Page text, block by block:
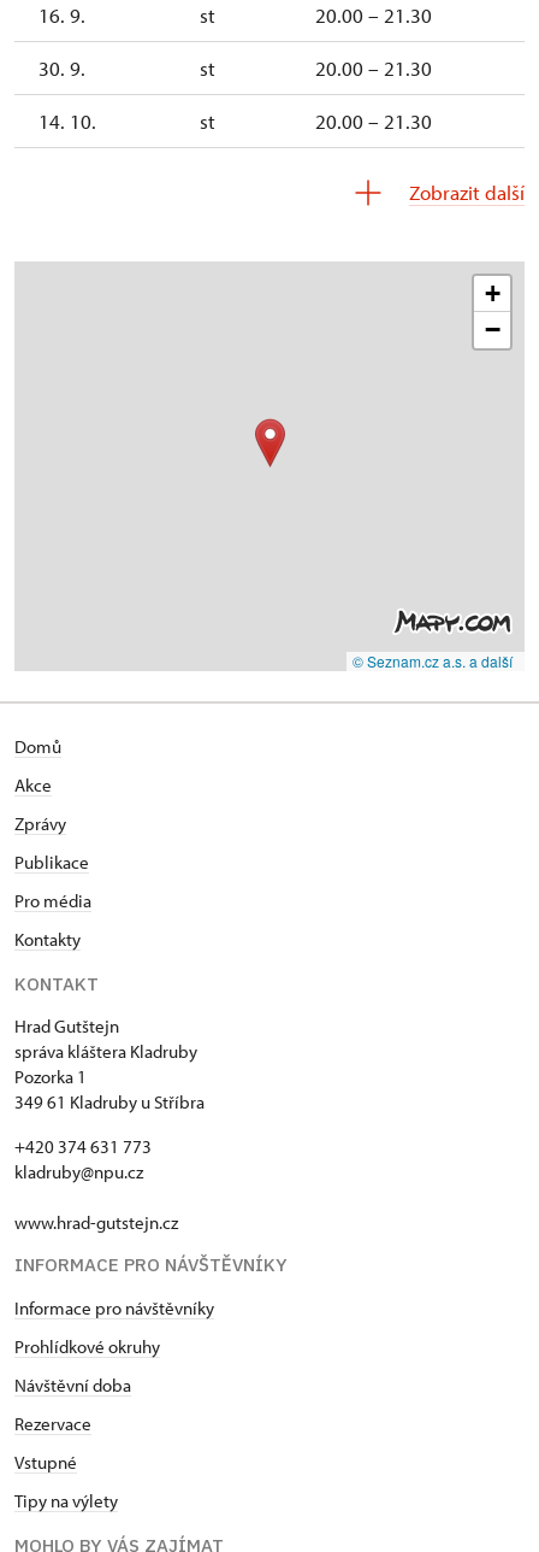
16. 9. st 20.00 – 21.30
30. 9. st 20.00 – 21.30
14. 10. st 20.00 – 21.30
20.00 – 21.30
Zobrazit další
+
−
© Seznam.cz a.s. a další
Domů
Akce
Zprávy
Publikace
Pro média
Kontakty
KONTAKT
Hrad Gutštejn
správa kláštera Kladruby
Pozorka 1
349 61 Kladruby u Stříbra
+420 374 631 773
kladruby@npu.cz
www.hrad-gutstejn.cz
INFORMACE PRO NÁVŠTĚVNÍKY
Informace pro návštěvníky
Prohlídkové okruhy
Návštěvní doba
Rezervace
Vstupné
Tipy na výlety
MOHLO BY VÁS ZAJÍMAT